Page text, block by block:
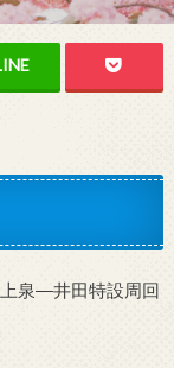
泉―井田特設周回